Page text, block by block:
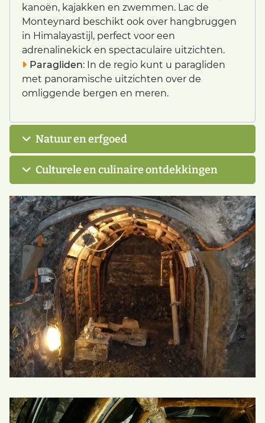
kanoën, kajakken en zwemmen. Lac de
Monteynard beschikt ook over hangbruggen
in Himalayastijl, perfect voor een
adrenalinekick en spectaculaire uitzichten.
Paragliden: In de regio kunt u paragliden
met panoramische uitzichten over de
omliggende bergen en meren.
Natuur en erfgoed
Culturele en culinaire ontdekkingen